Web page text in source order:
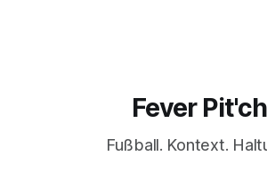
Fever Pit'ch
Fußball. Kontext.